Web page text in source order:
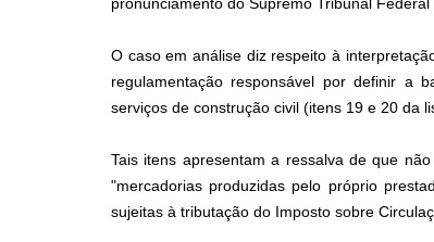
O caso em análise diz respeito à
regulamentação responsável por definir a
serviços de construção civil (itens 19 e 20 da
Tais itens apresentam a ressalva de que
"mercadorias produzidas pelo próprio
sujeitas à tributação do Imposto sobre